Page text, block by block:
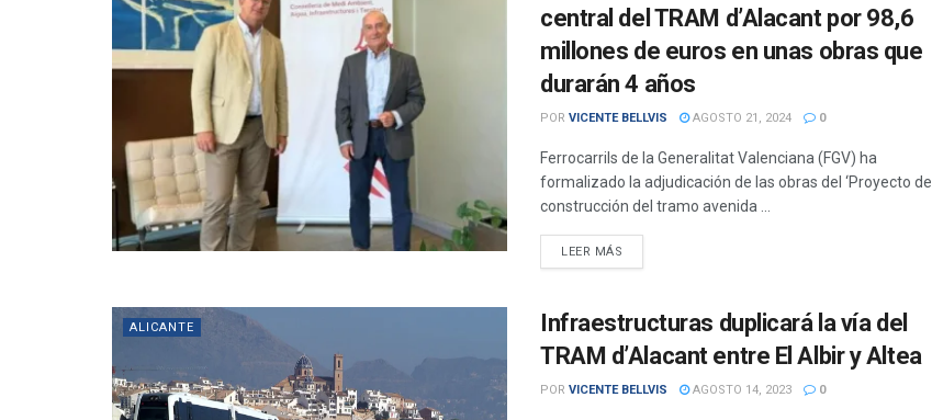
central del TRAM d’Alacant por 98,6
millones de euros en unas obras que
durarán 4 años
POR VICENTE BELLVIS AGOSTO 21, 2024 0
Ferrocarrils de la Generalitat Valenciana (FGV) ha
formalizado la adjudicación de las obras del ‘Proyecto de
construcción del tramo avenida ...
LEER MÁS
ALICANTE
Infraestructuras duplicará la vía del
TRAM d’Alacant entre El Albir y Altea
POR VICENTE BELLVIS AGOSTO 14, 2023 0